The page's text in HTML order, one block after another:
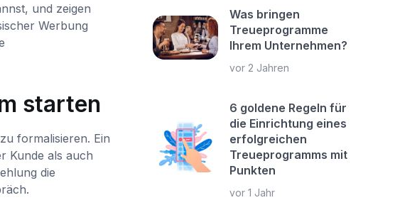
und zeigen
Werbung
starten
formalisieren. Ein
Kunde als auch
die
Was bringen
Treueprogramme
Ihrem Unternehmen?
vor 2 Jahren
6 goldene Regeln für
die Einrichtung eines
erfolgreichen
Treueprogramms mit
Punkten
vor 1 Jahr